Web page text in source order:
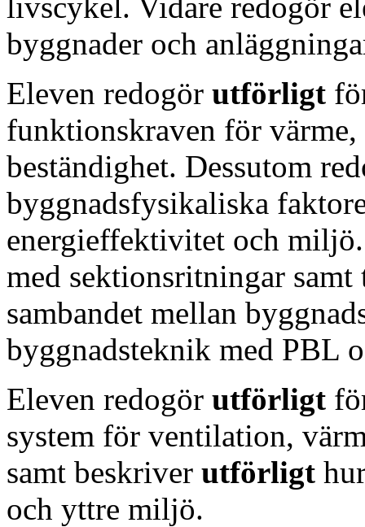
byggnader och
Eleven redogör utförligt
funktionskraven för
beständighet. Dessutom
byggnadsfysikaliska
energieffektivitet och
med sektionsritningar
sambandet mellan
byggnadsteknik med PBL
Eleven redogör utförligt
system för ventilation,
samt beskriver utförligt
och yttre miljö.